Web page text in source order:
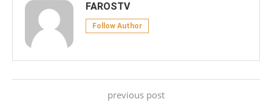
FAROSTV
Follow Author
previous post